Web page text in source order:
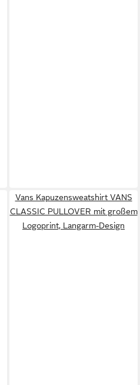
Vans Kapuzensweatshirt VANS
CLASSIC PULLOVER mit großem
Logoprint, Langarm-Design